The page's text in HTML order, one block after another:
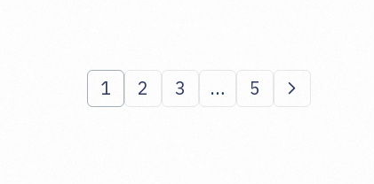
1 2 3 … 5